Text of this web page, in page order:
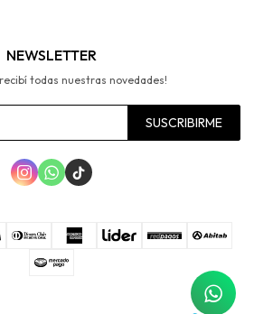
NEWSLETTER
todas nuestras novedades!
SUSCRIBIRME
  